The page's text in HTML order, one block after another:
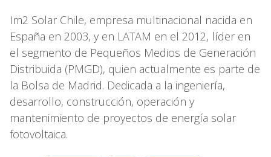
Im2 Solar Chile, empresa multinacional nacida en
España en 2003, y en LATAM en el 2012, líder en
el segmento de Pequeños Medios de Generación
Distribuida (PMGD), quien actualmente es parte de
la Bolsa de Madrid. Dedicada a la ingeniería,
desarrollo, construcción, operación y
mantenimiento de proyectos de energía solar
fotovoltaica.